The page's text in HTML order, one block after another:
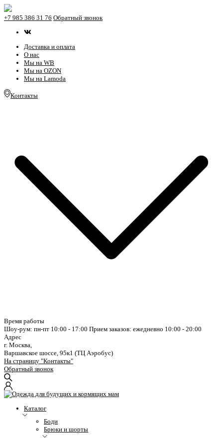
+7 985 386 31 76 Обратный звонок
Доставка и оплата
О нас
Мы на WB
Мы на OZON
Мы на Lamoda
Контакты
Время работы
Шоу-рум: пн-пт 10:00 - 17:00 Прием заказов: ежедневно 10:00 - 20:00
Адрес
г. Москва,
Варшавское шоссе, 95к1 (ТЦ Аэробус)
На страницу "Контакты"
Обратный звонок
Каталог
Боди
Брюки и шорты